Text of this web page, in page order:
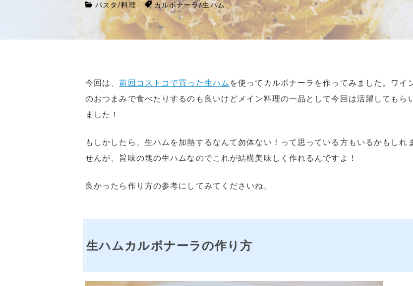
パスタ/料理 カルボナーラ/生ハム
今回は、前回コストコで買った生ハム を使ってカルボナーラを作ってみました。ワイ
のおつまみで食べたりするのも良いけどメイン料理の一品として今回は活躍してもら
ました！
もしかしたら、生ハムを加熱するなんて勿体ない！って思っている方もいるかもしれ
せんが、旨味の塊の生ハムなのでこれが結構美味しく作れるんですよ！
良かったら作り方の参考にしてみてくださいね。
生ハムカルボナーラの作り方